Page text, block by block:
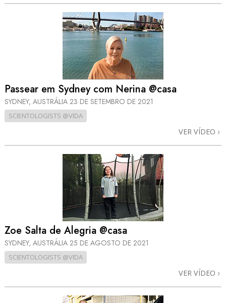
Passear em Sydney com Nerina @casa
SYDNEY, AUSTRÁLIA 23 DE SETEMBRO DE 2021
SCIENTOLOGISTS @VIDA
VER VÍDEO
Zoe Salta de Alegria @casa
SYDNEY, AUSTRÁLIA 25 DE AGOSTO DE 2021
SCIENTOLOGISTS @VIDA
VER VÍDEO